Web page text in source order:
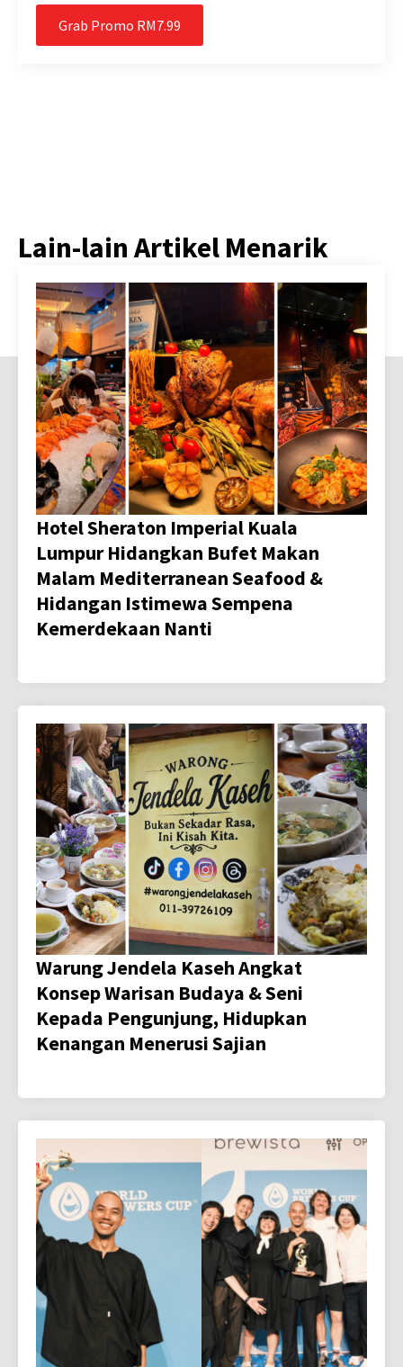
Grab Promo RM7.99
Lain-lain Artikel Menarik
Hotel Sheraton Imperial Kuala
Lumpur Hidangkan Bufet Makan
Malam Mediterranean Seafood &
Hidangan Istimewa Sempena
Kemerdekaan Nanti
Warung Jendela Kaseh Angkat
Konsep Warisan Budaya & Seni
Kepada Pengunjung, Hidupkan
Kenangan Menerusi Sajian